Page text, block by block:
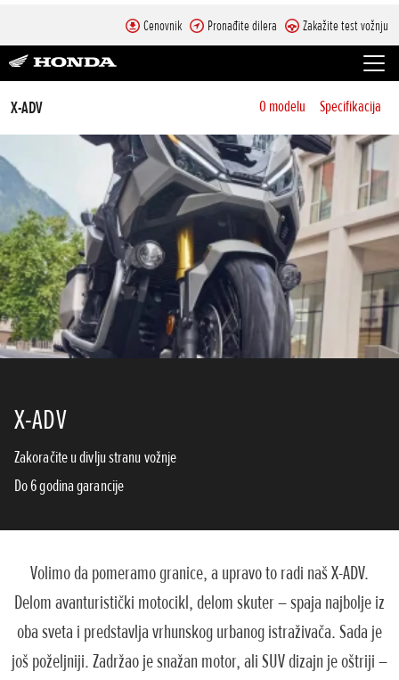
Cenovnik Pronađite dilera Zakažite test vožnju
X-ADV O modelu Specifikacija
X-ADV
Zakoračite u divlju stranu vožnje
Do 6 godina garancije
Volimo da pomeramo granice, a upravo to radi naš X-ADV.
Delom avanturistički motocikl, delom skuter – spaja najbolje iz
oba sveta i predstavlja vrhunskog urbanog istraživača. Sada je
još poželjniji. Zadržao je snažan motor, ali SUV dizajn je oštriji –